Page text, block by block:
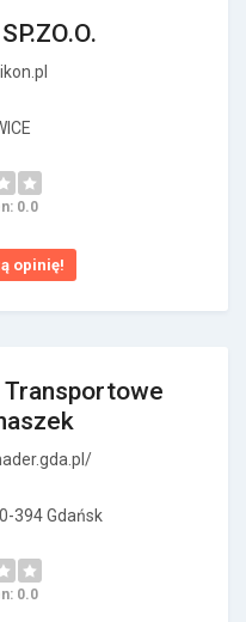
0.0
opinię!
Transportowe
394 Gdańsk
0.0